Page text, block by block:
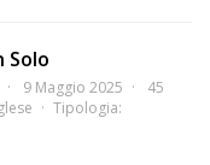
Solo
9 Maggio 2025
45
Tipologia: